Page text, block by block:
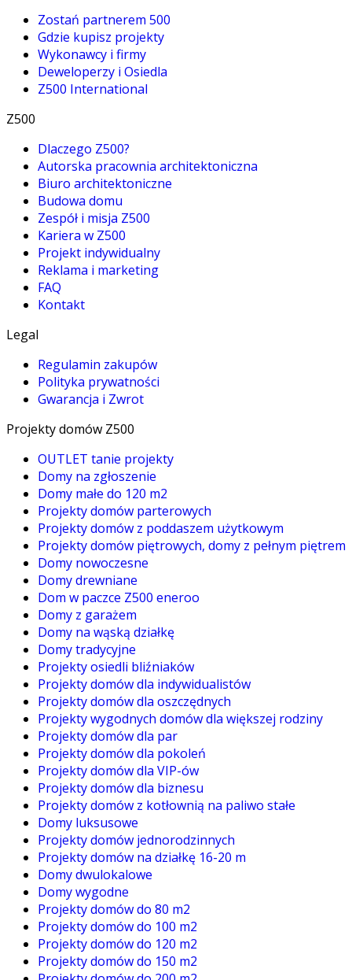
Zostań partnerem 500
Gdzie kupisz projekty
Wykonawcy i firmy
Deweloperzy i Osiedla
Z500 International
Z500
Dlaczego Z500?
Autorska pracownia architektoniczna
Biuro architektoniczne
Budowa domu
Zespół i misja Z500
Kariera w Z500
Projekt indywidualny
Reklama i marketing
FAQ
Kontakt
Legal
Regulamin zakupów
Polityka prywatności
Gwarancja i Zwrot
Projekty domów Z500
OUTLET tanie projekty
Domy na zgłoszenie
Domy małe do 120 m2
Projekty domów parterowych
Projekty domów z poddaszem użytkowym
Projekty domów piętrowych, domy z pełnym piętrem
Domy nowoczesne
Domy drewniane
Dom w paczce Z500 eneroo
Domy z garażem
Domy na wąską działkę
Domy tradycyjne
Projekty osiedli bliźniaków
Projekty domów dla indywidualistów
Projekty domów dla oszczędnych
Projekty wygodnych domów dla większej rodziny
Projekty domów dla par
Projekty domów dla pokoleń
Projekty domów dla VIP-ów
Projekty domów dla biznesu
Projekty domów z kotłownią na paliwo stałe
Domy luksusowe
Projekty domów jednorodzinnych
Projekty domów na działkę 16-20 m
Domy dwulokalowe
Domy wygodne
Projekty domów do 80 m2
Projekty domów do 100 m2
Projekty domów do 120 m2
Projekty domów do 150 m2